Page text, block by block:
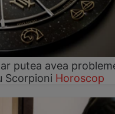
putea avea
Scorpioni Horoscop